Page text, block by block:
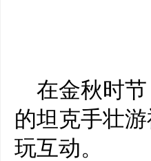
在金秋时
的坦克手壮
玩互动。